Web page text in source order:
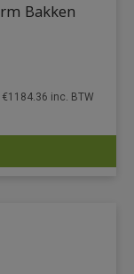
DETAILS
Bakken
€1184.36 inc. BTW